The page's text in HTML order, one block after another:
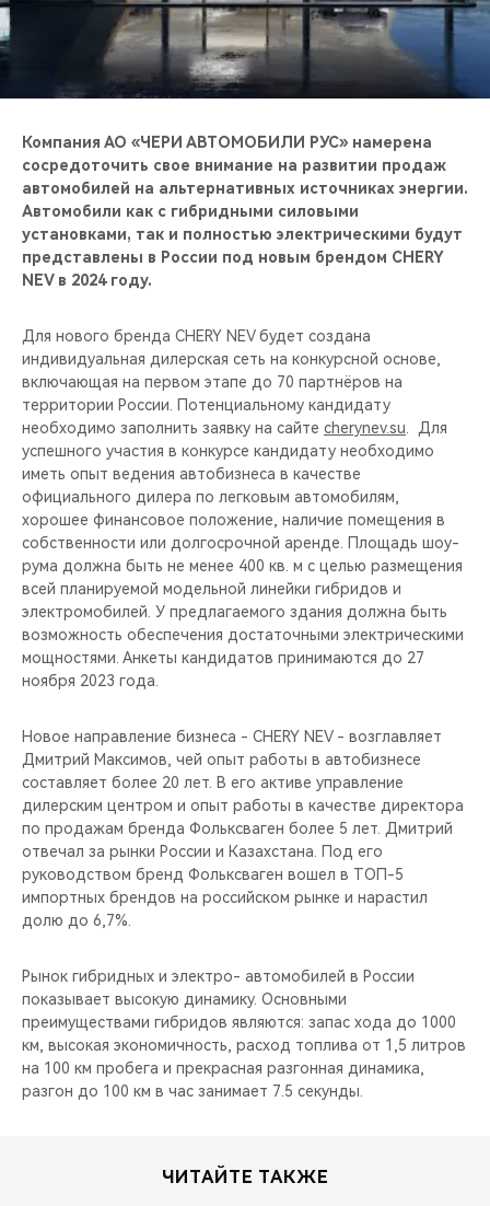
CHERY И СПОРТ
ВИДЕООБЗОРЫ
Компания АО «ЧЕРИ АВТОМОБИЛИ РУС» намерена
сосредоточить свое внимание на развитии продаж
автомобилей на альтернативных источниках энергии.
Автомобили как с гибридными силовыми
установками, так и полностью электрическими будут
представлены в России под новым брендом CHERY
NEV в 2024 году.
Для нового бренда CHERY NEV будет создана
индивидуальная дилерская сеть на конкурсной основе,
включающая на первом этапе до 70 партнёров на
территории России. Потенциальному кандидату
необходимо заполнить заявку на сайте cherynev.su . Для
успешного участия в конкурсе кандидату необходимо
иметь опыт ведения автобизнеса в качестве
официального дилера по легковым автомобилям,
хорошее финансовое положение, наличие помещения в
собственности или долгосрочной аренде. Площадь шоу-
рума должна быть не менее 400 кв. м с целью размещения
всей планируемой модельной линейки гибридов и
электромобилей. У предлагаемого здания должна быть
возможность обеспечения достаточными электрическими
мощностями. Анкеты кандидатов принимаются до 27
ноября 2023 года.
Новое направление бизнеса - CHERY NEV - возглавляет
Дмитрий Максимов, чей опыт работы в автобизнесе
составляет более 20 лет. В его активе управление
дилерским центром и опыт работы в качестве директора
по продажам бренда Фольксваген более 5 лет. Дмитрий
отвечал за рынки России и Казахстана. Под его
руководством бренд Фольксваген вошел в ТОП-5
импортных брендов на российском рынке и нарастил
долю до 6,7%.
Рынок гибридных и электро- автомобилей в России
показывает высокую динамику. Основными
преимуществами гибридов являются: запас хода до 1000
км, высокая экономичность, расход топлива от 1,5 литров
на 100 км пробега и прекрасная разгонная динамика,
разгон до 100 км в час занимает 7.5 секунды.
ЧИТАЙТЕ ТАКЖЕ